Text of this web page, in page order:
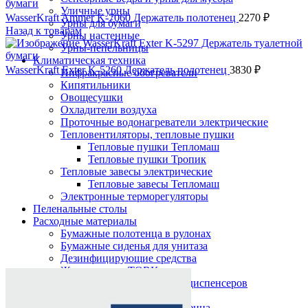
Уличные урны
Урны для бумаги
Урны настенные
Урны-пепельницы
Климатическая техника
Инфракрасные обогреватели
Кипятильники
Овощесушки
Охладители воздуха
Проточные водонагреватели электрические
Тепловентиляторы, тепловые пушки
Тепловые пушки Тепломаш
Тепловые пушки Тропик
Тепловые завесы электрические
Тепловые завесы Тепломаш
Электронные терморегуляторы
Пеленальные столы
Расходные материалы
Бумажные полотенца в рулонах
Бумажные сиденья для унитаза
Дезинфицирующие средства
Жидкое мыло TORK
Картриджи и баллоны для диспенсеров
WasserKraft Ammer K-7060 Держатель полотенец 2270 ₽
Назад к товарам
WasserKraft Exter K-5260 Держатель полотенец 3830 ₽
Нажмите, чтобы увеличить